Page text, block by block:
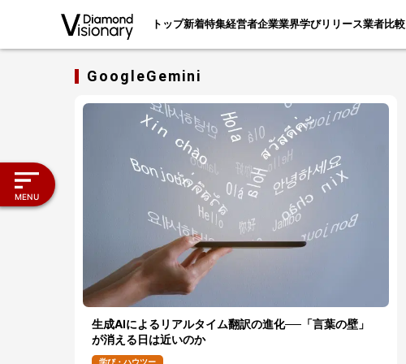
トップ新着特集経営者企業業界学びリリース業者比較
MENU
GoogleGemini
生成AIによるリアルタイム翻訳の進化──「言葉の壁」
が消える日は近いのか
学び・ハウツー